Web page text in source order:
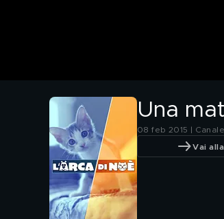
Una
08 feb 2015 |
Vai